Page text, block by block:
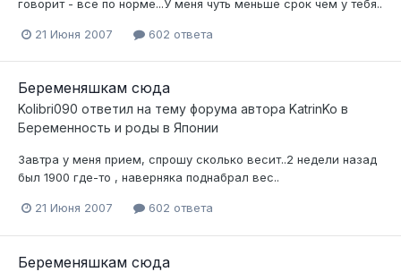
говорит - все по норме...У меня чуть меньше срок чем у тебя..
21 Июня 2007 602 ответа
Беременяшкам сюда
Kolibri090 ответил на тему форума автора KatrinKo в
Беременность и роды в Японии
Завтра у меня прием, спрошу сколько весит..2 недели назад
был 1900 где-то , наверняка поднабрал вес..
21 Июня 2007 602 ответа
Беременяшкам сюда